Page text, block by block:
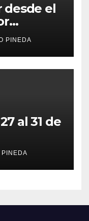
desde el
PINEDA
al 31 de
PINEDA